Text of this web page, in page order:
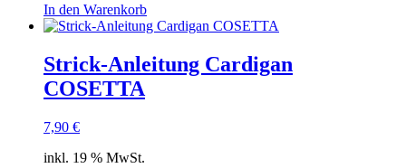
In den Warenkorb
Strick-Anleitung Cardigan
COSETTA
7,90 €
inkl. 19 % MwSt.